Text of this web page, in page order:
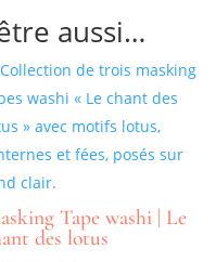
aussi…
Tape washi | Le
des lotus